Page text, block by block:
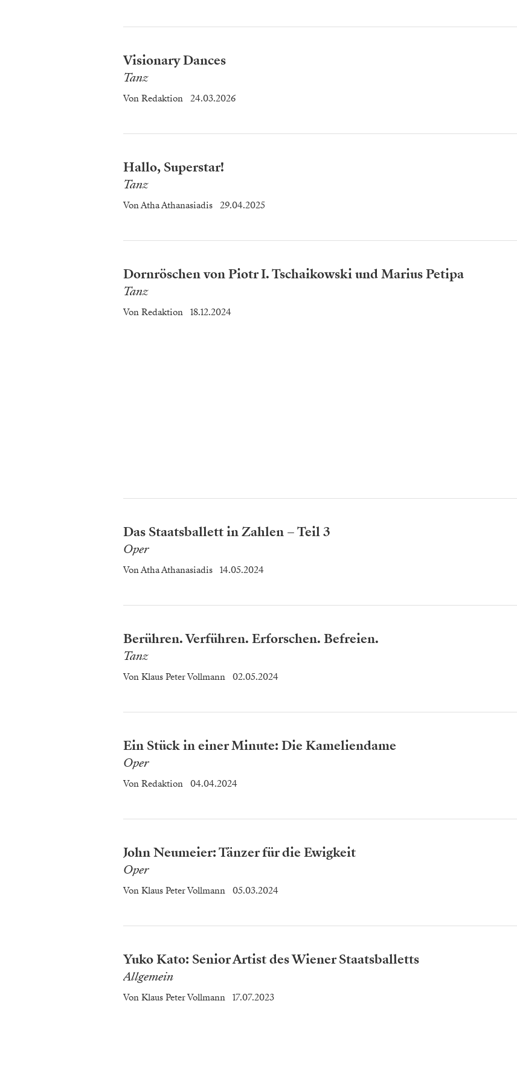
Visionary Dances
Tanz
Von Redaktion 24.03.2026
Hallo, Superstar!
Tanz
VonAtha Athanasiadis 29.04.2025
Dornröschen von Piotr I. Tschaikowski und Marius Petipa
Tanz
Von Redaktion 18.12.2024
Das Staatsballett in Zahlen – Teil 3
Oper
VonAtha Athanasiadis 14.05.2024
Berühren. Verführen. Erforschen. Befreien.
Tanz
Von Klaus Peter Vollmann 02.05.2024
Ein Stück in einer Minute: Die Kameliendame
Oper
Von Redaktion 04.04.2024
John Neumeier: Tänzer für die Ewigkeit
Oper
Von Klaus Peter Vollmann 05.03.2024
Yuko Kato: Senior Artist des Wiener Staatsballetts
Allgemein
Von Klaus Peter Vollmann 17.07.2023